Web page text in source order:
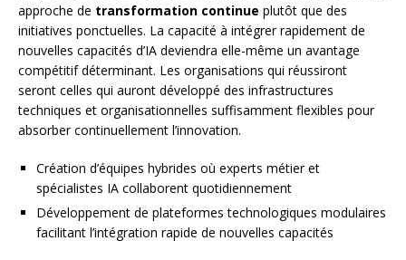
approche de transformation continue plutôt que des
initiatives ponctuelles. La capacité à intégrer rapidement de
nouvelles capacités d’IA deviendra elle-même un avantage
compétitif déterminant. Les organisations qui réussiront
seront celles qui auront développé des infrastructures
techniques et organisationnelles suffisamment flexibles pour
absorber continuellement l’innovation.
Création d’équipes hybrides où experts métier et
spécialistes IA collaborent quotidiennement
Développement de plateformes technologiques modulaires
facilitant l’intégration rapide de nouvelles capacités